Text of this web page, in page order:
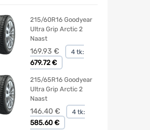
215/60R16 Goodyear
Ultra Grip Arctic 2
Naast
169.93 € 4 tk:
679.72 €
215/65R16 Goodyear
Ultra Grip Arctic 2
Naast
146.40 € 4 tk:
585.60 €